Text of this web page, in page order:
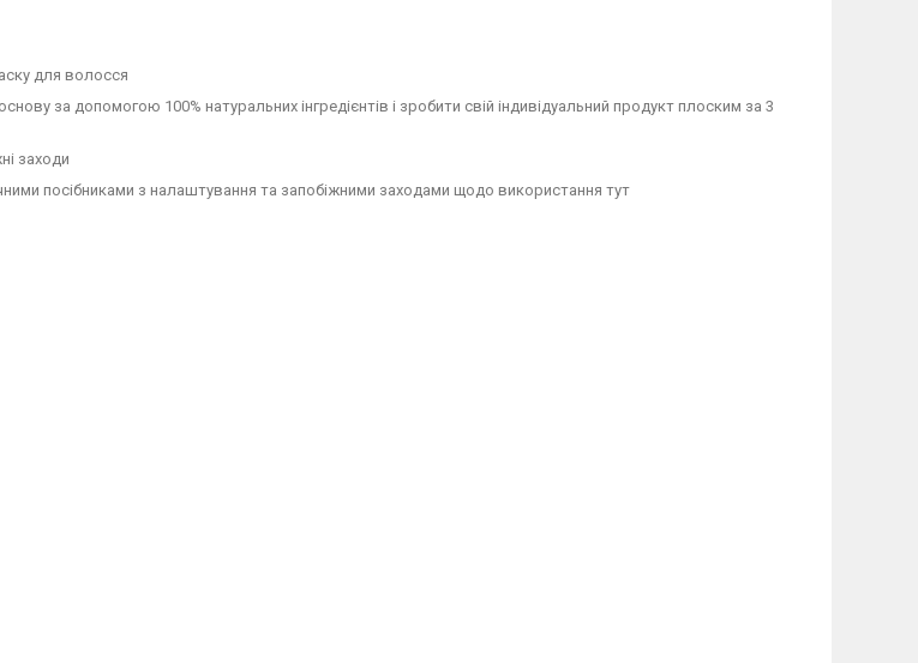
для волосся
за допомогою 100% натуральних інгредієнтів і зробити свій індивідуальний продукт плоским за 3
заходи
посібниками з налаштування та запобіжними заходами щодо використання тут